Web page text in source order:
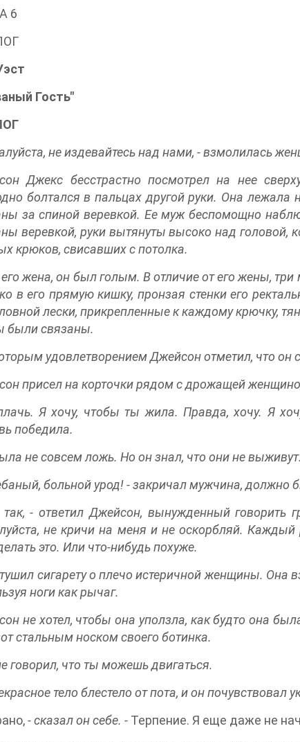
6
Гость"
нe издевайтесь над нами, - взмолилась
Джекс бесстрастно посмотрел на нее
болтался в пальцах другой руки. Она
за спиной веревкой. Ее муж беспомощно
веревкой, руки вытянуты высоко над головой,
крюков, свисавших с потолка.
жена, он был голым. В отличие от его жены,
в его прямую кишку, пронзая стенки его
лески, прикрепленные к каждому крючку,
были связаны.
удовлетворением Джейсон отметил, что он
присел на корточки рядом с дрожащей
Я хочу, чтобы ты жилa. Правда, хочу. Я
победила.
не совсем ложь. Но он знал, что они не
больной урод! - закричал мужчина, должно
так, - ответил Джейсон, вынужденный
не кричи на меня и не оскорбляй. Каждый
это. Или что-нибудь похуже.
сигарету о плечо истеричной женщины. Она
ноги как рычаг.
не хотел, чтобы она уползла, как будто она
стальным носком своего ботинка.
говорил, что ты можешь двигаться.
тело блестело от пота, и он почувствовал
- сказал он себе. - Терпение. Я еще даже не